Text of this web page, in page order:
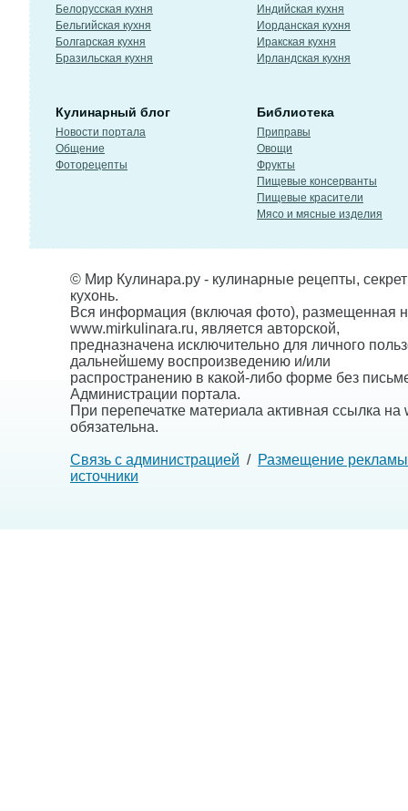
Белорусская кухня
Бельгийская кухня
Болгарская кухня
Бразильская кухня
Индийская кухня
Иорданская кухня
Иракская кухня
Ирландская кухня
Кулинарный блог
Новости портала
Общение
Фоторецепты
Библиотека
Приправы
Овощи
Фрукты
Пищевые консерванты
Пищевые красители
Мясо и мясные изделия
© Мир Кулинара.ру - кулинарные рецепты,
кухонь.
Вся информация (включая фото), размещенная
www.mirkulinara.ru, является авторской,
предназначена исключительно для личного
дальнейшему воспроизведению и/или
распространению в какой-либо форме без
Администрации портала.
При перепечатке материала активная ссылка на
обязательна.
Связь с администрацией / Размещение рекламы
источники